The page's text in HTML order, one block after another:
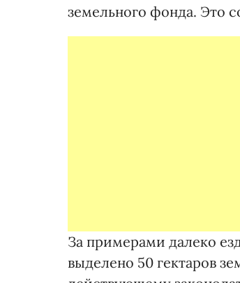
земельного фонда. Это
За примерами далеко
выделено 50 гектаров